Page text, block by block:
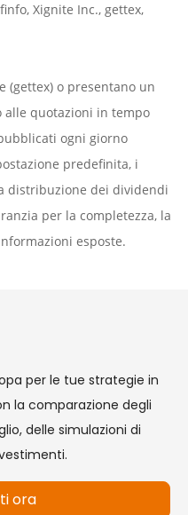
, Xignite Inc., gettex,
(gettex) o presentano un
quotazioni in tempo
ogni giorno
predefinita, i
distribuzione dei dividendi
per la completezza, la
esposte.